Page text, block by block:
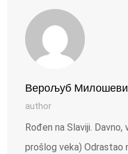
Верољуб
author
Rođen na Slaviji.
prošlog veka) Odrastao